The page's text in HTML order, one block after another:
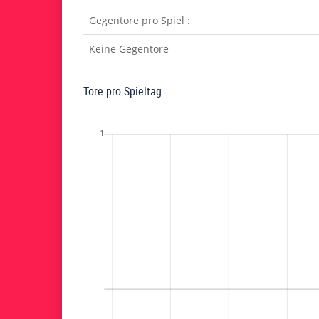
Gegentore pro Spiel :
Keine Gegentore
Tore pro Spieltag